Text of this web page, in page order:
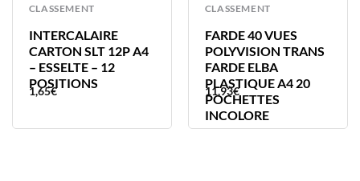
CLASSEMENT
INTERCALAIRE
CARTON SLT 12P A4
– ESSELTE – 12
POSITIONS
1,65€
CLASSEMENT
FARDE 40 VUES
POLYVISION TRANS
FARDE ELBA
PLASTIQUE A4 20
POCHETTES
INCOLORE
11,93€